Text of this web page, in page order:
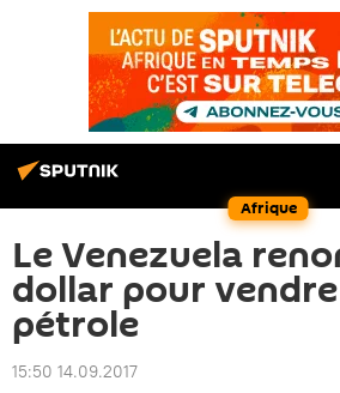
Afrique
Le Venezuela
dollar pour
pétrole
15:50 14.09.2017